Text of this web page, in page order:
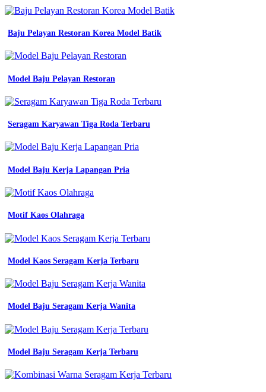
2025
kaos
distro
kaos
lengan
panjang
Kaos
Komunitas
Pemuda
warna
baju
yang
bagus
pria
simpel
kaos
pakaian
baju
terbaru
kekinian
model
desain
baju
kaos
Baju Pelayan Restoran Korea Model Batik
Model Baju Pelayan Restoran
Seragam Karyawan Tiga Roda Terbaru
Model Baju Kerja Lapangan Pria
Motif Kaos Olahraga
Model Kaos Seragam Kerja Terbaru
Model Baju Seragam Kerja Wanita
Model Baju Seragam Kerja Terbaru